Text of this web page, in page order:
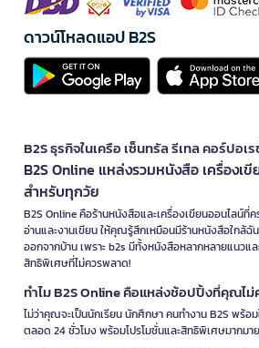
ดาวน์โหลดแอป B2S
B2S ธุรกิจในเครือ เซ็นทรัล รีเทล คอร์ปอเ
B2S Online แหล่งรวมหนังสือ เครื่องเ
สำหรับทุกวัย
B2S Online คือร้านหนังสือและเครื่องเขียนออนไลน์ที่
อ่านและงานเขียน ให้คุณรู้สึกเหมือนมีร้านหนังสือใกล้ฉั
ออกจากบ้าน เพราะ b2s มีทั้งหนังสือหลากหลายแนว
สิทธิพิเศษที่ไม่ควรพลาด!
ทำไม B2S Online คือแหล่งช้อปปิ้งที่คุณไ
ไม่ว่าคุณจะเป็นนักเรียน นักศึกษา คนทำงาน B2S พร้
ตลอด 24 ชั่วโมง พร้อมโปรโมชั่นและสิทธิพิเศษมากมาย